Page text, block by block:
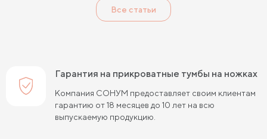
Тумбы Кашемир Тумбы Лофт
Тумбы с 1 ящиком
Все статьи
Гарантия на прикроватные тумбы на ножках
Компания СОНУМ предоставляет своим клиентам
гарантию от 18 месяцев до 10 лет на всю
выпускаемую продукцию.